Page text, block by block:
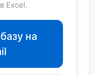
Excel.
на